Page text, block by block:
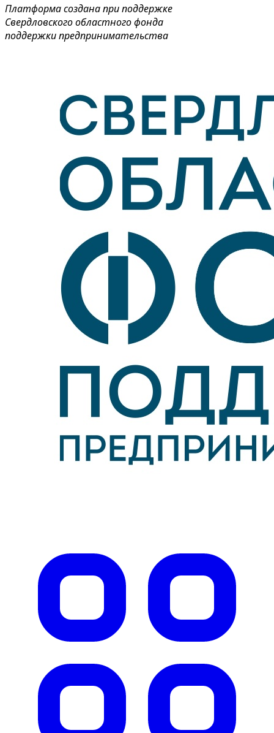
Платформа создана при поддержке
Свердловского областного фонда
поддержки предпринимательства